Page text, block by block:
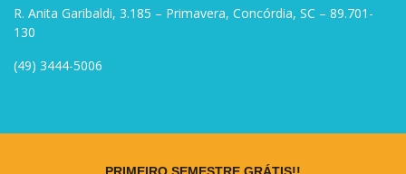
R. Anita Garibaldi, 3.185 – Primavera, Concórdia, SC – 89.701-
130
(49) 3444-5006
Rock Stage.